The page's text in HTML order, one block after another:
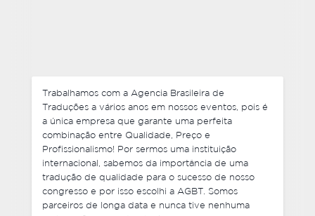
Não somente negociamos preços competitivos,
mas também cada um de nossos pedidos foram
entregues antes do prazo e foram muito flexíveis
com mudanças de última hora em alguns dos
arquivos finais que enviamos. Foi ótimo lidar com a
equipe da Agencia Brasileira de Traduções e não
tenho nenhuma hesitação em recomendar os seus
serviços. Estou ansioso por trabalhar com vocês
novamente no futuro.